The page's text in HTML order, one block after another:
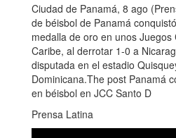
Ciudad de Panamá, 8 ago
de béisbol de Panamá
medalla de oro en unos
Caribe, al derrotar 1-0 a
disputada en el estadio
Dominicana.The post Panamá
en béisbol en JCC Santo D
Prensa Latina